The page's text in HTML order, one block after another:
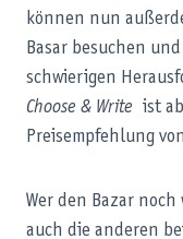
können nun
Basar besuchen
schwierigen
Choose & Write ist
Preisempfehlung
Wer den Bazar
auch die anderen